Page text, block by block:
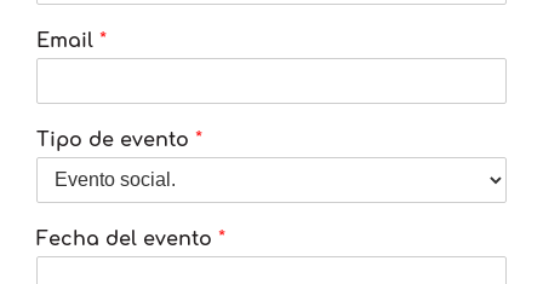
Email *
Tipo de evento *
Fecha del evento *